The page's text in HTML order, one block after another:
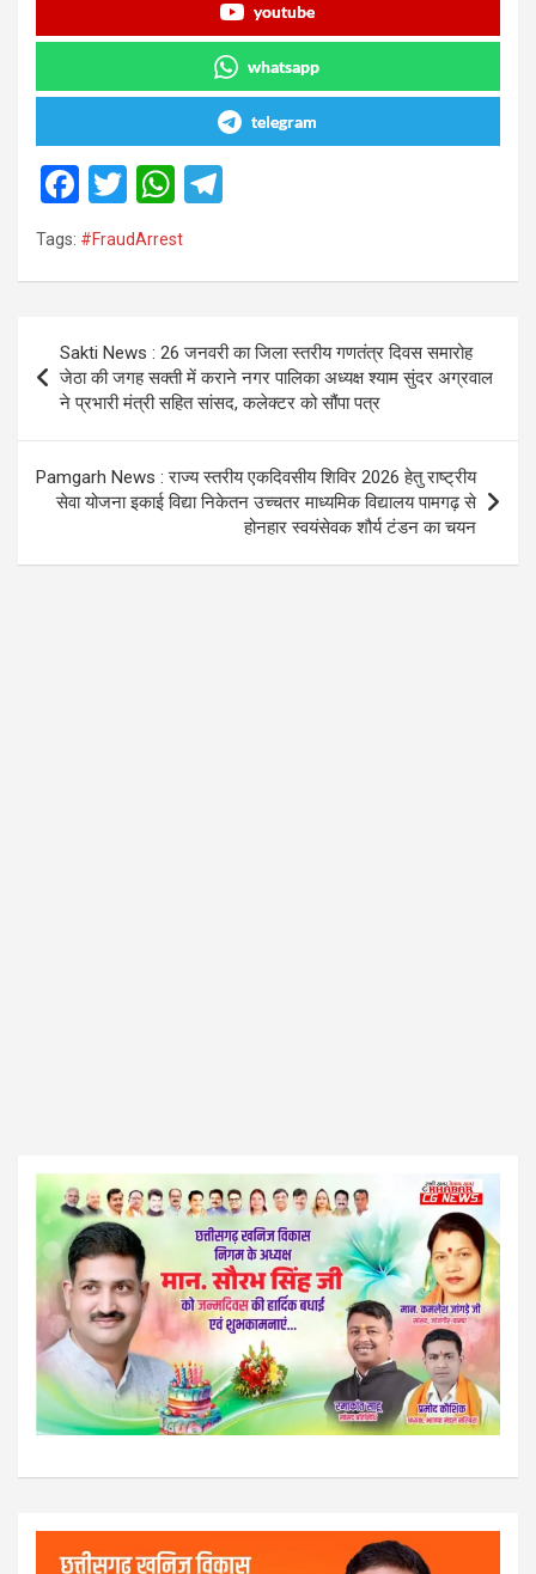
youtube
whatsapp
telegram
F
a
ce
o
o
k
T
wi
tt
W
h
at
A
p
p
a
m
Tags: #FraudArrest
navigation
Sakti News : 26 जनवरी का जिला स्तरीय गणतंत्र दिवस समारोह
जेठा की जगह सक्ती में कराने नगर पालिका अध्यक्ष श्याम सुंदर अग्रवाल
ने प्रभारी मंत्री सहित सांसद, कलेक्टर को सौंपा पत्र
Pamgarh News : राज्य स्तरीय एकदिवसीय शिविर 2026 हेतु राष्ट्रीय
सेवा योजना इकाई विद्या निकेतन उच्चतर माध्यमिक विद्यालय पामगढ़ से
होनहार स्वयंसेवक शौर्य टंडन का चयन